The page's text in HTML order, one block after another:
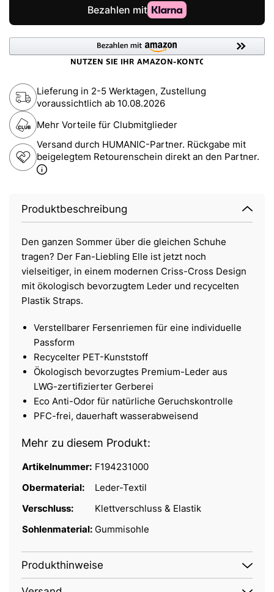
Lieferung in 2-5 Werktagen, Zustellung
voraussichtlich ab 10.08.2026
Mehr Vorteile für Clubmitglieder
Versand durch HUMANIC-Partner. Rückgabe mit
beigelegtem Retourenschein direkt an den Partner.
Produktbeschreibung
Den ganzen Sommer über die gleichen Schuhe
tragen? Der Fan-Liebling Elle ist jetzt noch
vielseitiger, in einem modernen Criss-Cross Design
mit ökologisch bevorzugtem Leder und recycelten
Plastik Straps.
Verstellbarer Fersenriemen für eine individuelle
Passform
Recycelter PET-Kunststoff
Ökologisch bevorzugtes Premium-Leder aus
LWG-zertifizierter Gerberei
Eco Anti-Odor für natürliche Geruchskontrolle
PFC-frei, dauerhaft wasserabweisend
Mehr zu diesem Produkt:
Artikelnummer: F194231000
Obermaterial:
Leder-Textil
Verschluss:
Klettverschluss & Elastik
Sohlenmaterial: Gummisohle
Produkthinweise